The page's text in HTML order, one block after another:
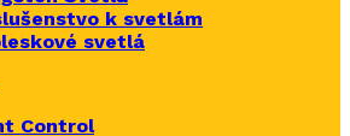
k svetlám
svetlá
Control